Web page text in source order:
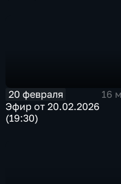
20 февраля
16
Эфир от 20.02.2026
(19:30)